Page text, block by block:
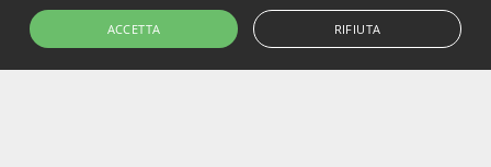
efficiente il sistema.
ACCETTA RIFIUTA